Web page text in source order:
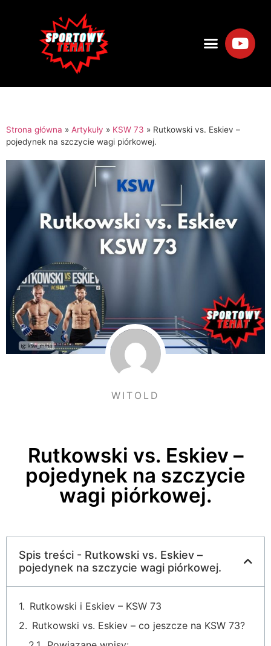
Strona główna » Artykuły » KSW 73 » Rutkowski vs. Eskiev –
pojedynek na szczycie wagi piórkowej.
WITOLD
Rutkowski vs. Eskiev –
pojedynek na szczycie
wagi piórkowej.
Spis treści - Rutkowski vs. Eskiev –
pojedynek na szczycie wagi piórkowej.
Rutkowski i Eskiev – KSW 73
Rutkowski vs. Eskiev – co jeszcze na KSW 73?